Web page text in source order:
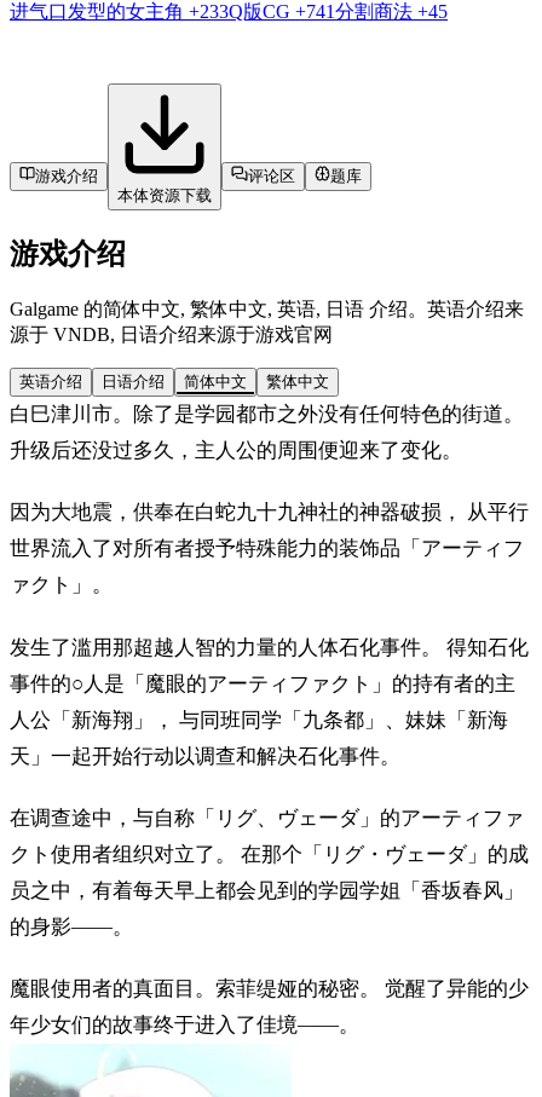
进气口发型的女主角 +233Q版CG +741分割商法 +45
游戏介绍
本体资源下载
评论区 题库
游戏介绍
Galgame 的简体中文, 繁体中文, 英语, 日语 介绍。英语介绍来
源于 VNDB, 日语介绍来源于游戏官网
英语介绍 日语介绍 简体中文 繁体中文
白巳津川市。除了是学园都市之外没有任何特色的街道。
升级后还没过多久，主人公的周围便迎来了变化。
因为大地震，供奉在白蛇九十九神社的神器破损， 从平行
世界流入了对所有者授予特殊能力的装饰品「アーティフ
ァクト」。
发生了滥用那超越人智的力量的人体石化事件。 得知石化
事件的○人是「魔眼的アーティファクト」的持有者的主
人公「新海翔」， 与同班同学「九条都」、妹妹「新海
天」一起开始行动以调查和解决石化事件。
在调查途中，与自称「リグ、ヴェーダ」的アーティファ
クト使用者组织对立了。 在那个「リグ・ヴェーダ」的成
员之中，有着每天早上都会见到的学园学姐「香坂春风」
的身影——。
魔眼使用者的真面目。索菲缇娅的秘密。 觉醒了异能的少
年少女们的故事终于进入了佳境——。